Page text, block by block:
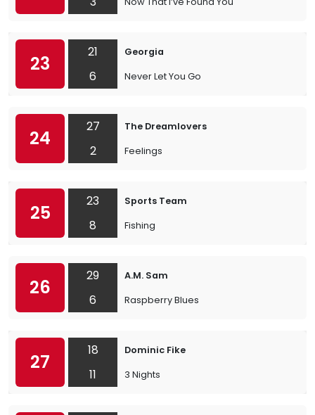
23
21
6
Georgia
Never Let You Go
24
27
2
The Dreamlovers
Feelings
25
23
8
Sports Team
Fishing
26
29
6
A.M. Sam
Raspberry Blues
27
18
11
Dominic Fike
3 Nights